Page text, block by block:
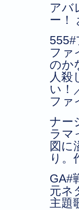
アバ
ー！
ファ
のか
人殺
い！
ファ
ナー
ラマ
図に
り。
GA#
元ネ
主題